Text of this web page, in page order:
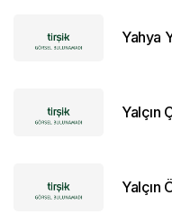
Yahya
Yalçın
Yalçın